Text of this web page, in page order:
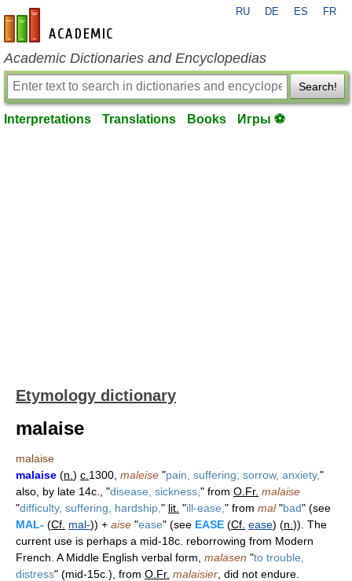
en-academic.com
RU DE ES FR
Academic Dictionaries and Encyclopedias
Search!
Interpretations Translations Books Игры ⚽
Etymology dictionary
malaise
malaise
malaise (n. ) c. 1300, maleise "pain, suffering; sorrow, anxiety,"
also, by late 14c., "disease, sickness, " from O.Fr. malaise
"difficulty, suffering, hardship, " lit. "ill-ease, " from mal"bad" (see
MAL- (Cf. mal-)) + aise "ease" (see EASE (Cf. ease) (n. )). The
current use is perhaps a mid-18c. reborrowing from Modern
French. A Middle English verbal form, malasen "to trouble,
distress" (mid-15c.), from O.Fr. malaisier , did not endure.